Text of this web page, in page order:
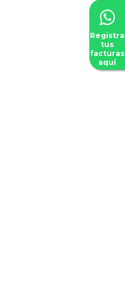
Registra
tus
facturas
aquí